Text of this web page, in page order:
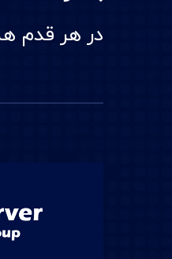
در هر قدم